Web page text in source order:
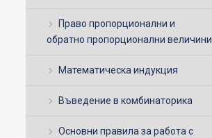
Право пропорционални и
обратно пропорционални величини
Математическа индукция
Въведение в комбинаторика
Основни правила за работа с